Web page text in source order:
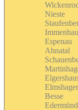
Nieste
Espenau
Ahnatal
Besse